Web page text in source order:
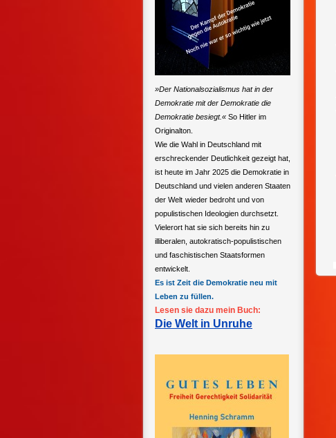
»Der Nationalsozialismus hat in der
Demokratie mit der Demokratie die
Demokratie besiegt.« So Hitler im
Originalton.
Wie die Wahl in Deutschland mit
erschreckender Deutlichkeit gezeigt hat,
ist heute im Jahr 2025 die Demokratie in
Deutschland und vielen anderen Staaten
der Welt wieder bedroht und von
populistischen Ideologien durchsetzt.
Vielerort hat sie sich bereits hin zu
illiberalen, autokratisch-populistischen
und faschistischen Staatsformen
entwickelt.
Es ist Zeit die Demokratie neu mit
Leben zu füllen.
Lesen sie dazu mein Buch:
Die Welt in Unruhe